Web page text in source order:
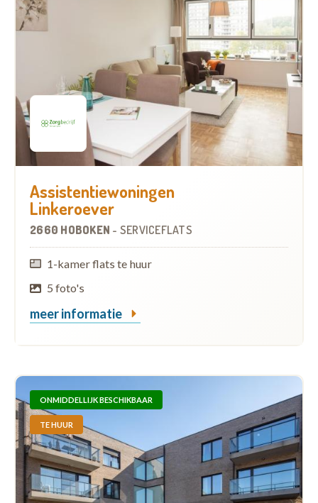
Assistentiewoningen
Linkeroever
2660 HOBOKEN - SERVICEFLATS
1-kamer flats te huur
5 foto's
meer informatie
ONMIDDELLIJK BESCHIKBAAR
TE HUUR